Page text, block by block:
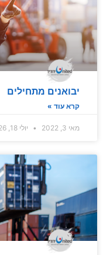
יבואנים מתחילים
קרא עוד »
מאי 3, 2022 יולי 18, 2026